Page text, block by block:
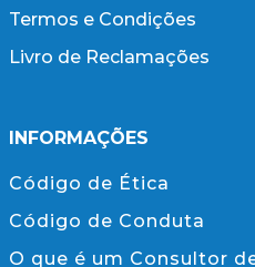
Termos e Condições
Livro de Reclamações
INFORMAÇÕES
Código de Ética
Código de Conduta
O que é um Consultor